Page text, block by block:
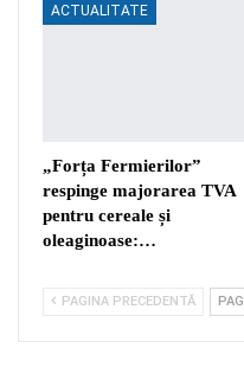
ACTUALITATE
„Forța Fermierilor”
respinge majorarea TVA
pentru cereale și
oleaginoase:…
PAGINA PRECEDENTĂ